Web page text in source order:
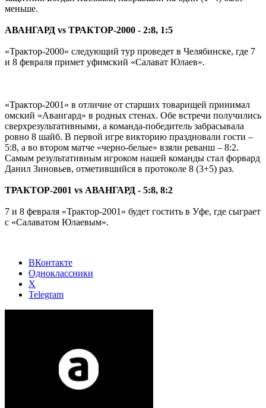
меньше.
АВАНГАРД vs ТРАКТОР-2000 - 2:8, 1:5
«Трактор-2000» следующий тур проведет в Челябинске, где 7
и 8 февраля примет уфимский «Салават Юлаев».
«Трактор-2001» в отличие от старших товарищей принимал
омский «Авангард» в родных стенах. Обе встречи получились
сверхрезультативными, а команда-победитель забрасывала
ровно 8 шайб. В первой игре викторию праздновали гости –
5:8, а во втором матче «черно-белые» взяли реванш – 8:2.
Самым результативным игроком нашей команды стал форвард
Данил Зиновьев, отметившийся в протоколе 8 (3+5) раз.
ТРАКТОР-2001 vs АВАНГАРД - 5:8, 8:2
7 и 8 февраля «Трактор-2001» будет гостить в Уфе, где сыграет
с «Салаватом Юлаевым».
ВКонтакте
Одноклассники
X
Telegram